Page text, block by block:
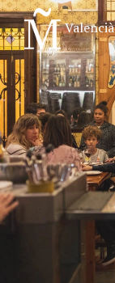
Valencià